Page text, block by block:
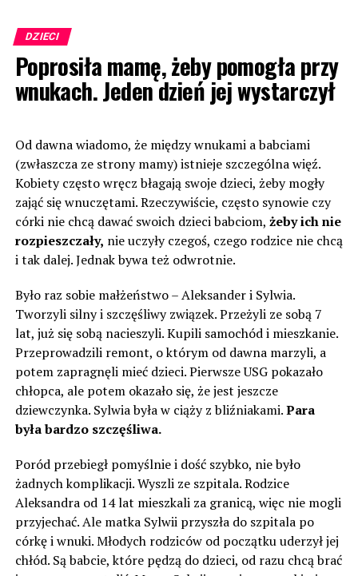
DZIECI
Poprosiła mamę, żeby pomogła przy
wnukach. Jeden dzień jej wystarczył
Od dawna wiadomo, że między wnukami a babciami
(zwłaszcza ze strony mamy) istnieje szczególna więź.
Kobiety często wręcz błagają swoje dzieci, żeby mogły
zająć się wnuczętami. Rzeczywiście, często synowie czy
córki nie chcą dawać swoich dzieci babciom, żeby ich nie
rozpieszczały, nie uczyły czegoś, czego rodzice nie chcą
i tak dalej. Jednak bywa też odwrotnie.
Było raz sobie małżeństwo – Aleksander i Sylwia.
Tworzyli silny i szczęśliwy związek. Przeżyli ze sobą 7
lat, już się sobą nacieszyli. Kupili samochód i mieszkanie.
Przeprowadzili remont, o którym od dawna marzyli, a
potem zapragnęli mieć dzieci. Pierwsze USG pokazało
chłopca, ale potem okazało się, że jest jeszcze
dziewczynka. Sylwia była w ciąży z bliźniakami.Para
była bardzo szczęśliwa.
Poród przebiegł pomyślnie i dość szybko, nie było
żadnych komplikacji. Wyszli ze szpitala. Rodzice
Aleksandra od 14 lat mieszkali za granicą, więc nie mogli
przyjechać. Ale matka Sylwii przyszła do szpitala po
córkę i wnuki. Młodych rodziców od początku uderzył jej
chłód. Są babcie, które pędzą do dzieci, od razu chcą brać